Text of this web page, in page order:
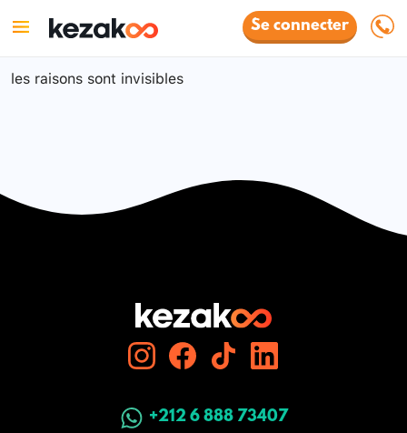
Se connecter
les raisons sont invisibles
+212 6 888 73407